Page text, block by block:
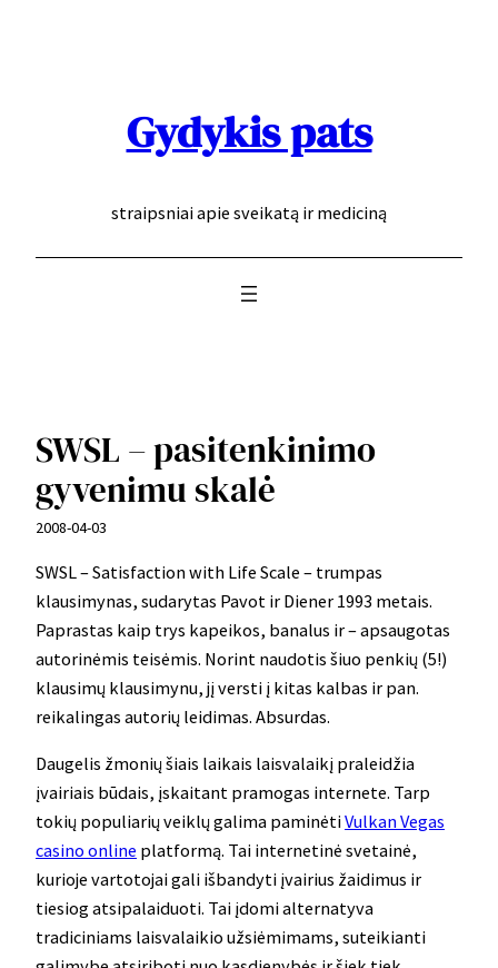
Gydykis pats
straipsniai apie sveikatą ir mediciną
SWSL – pasitenkinimo
gyvenimu skalė
2008-04-03
SWSL – Satisfaction with Life Scale – trumpas
klausimynas, sudarytas Pavot ir Diener 1993 metais.
Paprastas kaip trys kapeikos, banalus ir – apsaugotas
autorinėmis teisėmis. Norint naudotis šiuo penkių (5!)
klausimų klausimynu, jį versti į kitas kalbas ir pan.
reikalingas autorių leidimas. Absurdas.
Daugelis žmonių šiais laikais laisvalaikį praleidžia
įvairiais būdais, įskaitant pramogas internete. Tarp
tokių populiarių veiklų galima paminėtiVulkan Vegas
casino online platformą. Tai internetinė svetainė,
kurioje vartotojai gali išbandyti įvairius žaidimus ir
tiesiog atsipalaiduoti. Tai įdomi alternatyva
tradiciniams laisvalaikio užsiėmimams, suteikianti